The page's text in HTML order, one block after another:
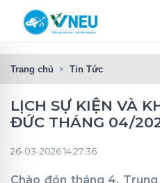
Trang chủ Tin Tức
LỊCH SỰ KIỆN VÀ
ĐỨC THÁNG 04/
26-03-2026 14:27:36
Chào đón tháng 4,